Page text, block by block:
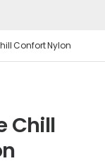
Confort Nylon
Chill